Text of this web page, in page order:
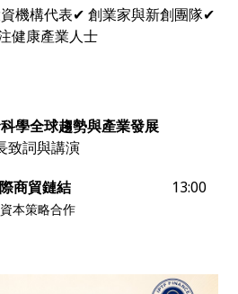
機構代表✔ 創業家與新創團隊✔
健康產業人士
學全球趨勢與產業發展
致詞與講演
商貿鏈結 13:00
本策略合作